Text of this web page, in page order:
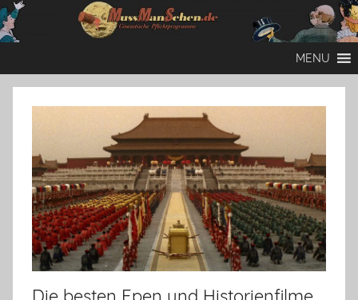
Zum
Inhalt
MENU